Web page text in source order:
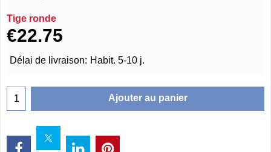
Tige ronde
€22.75
Délai de livraison: Habit. 5-10 j.
Ajouter au panier